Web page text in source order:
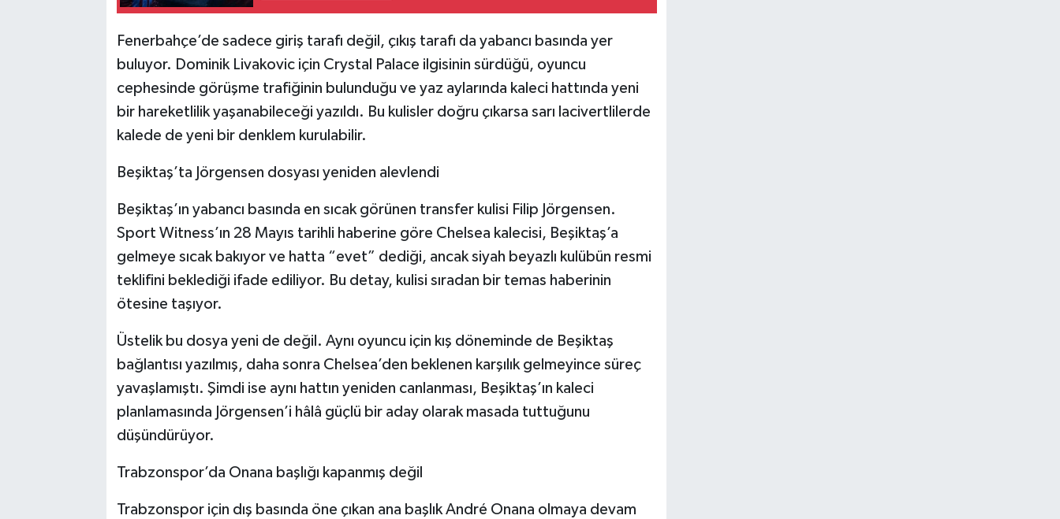
Fenerbahçe’de sadece giriş tarafı değil, çıkış tarafı da yabancı basında yer
buluyor. Dominik Livakovic için Crystal Palace ilgisinin sürdüğü, oyuncu
cephesinde görüşme trafiğinin bulunduğu ve yaz aylarında kaleci hattında yeni
bir hareketlilik yaşanabileceği yazıldı. Bu kulisler doğru çıkarsa sarı lacivertlilerde
kalede de yeni bir denklem kurulabilir.
Beşiktaş’ta Jörgensen dosyası yeniden alevlendi
Beşiktaş’ın yabancı basında en sıcak görünen transfer kulisi Filip Jörgensen.
Sport Witness’ın 28 Mayıs tarihli haberine göre Chelsea kalecisi, Beşiktaş’a
gelmeye sıcak bakıyor ve hatta “evet” dediği, ancak siyah beyazlı kulübün resmi
teklifini beklediği ifade ediliyor. Bu detay, kulisi sıradan bir temas haberinin
ötesine taşıyor.
Üstelik bu dosya yeni de değil. Aynı oyuncu için kış döneminde de Beşiktaş
bağlantısı yazılmış, daha sonra Chelsea’den beklenen karşılık gelmeyince süreç
yavaşlamıştı. Şimdi ise aynı hattın yeniden canlanması, Beşiktaş’ın kaleci
planlamasında Jörgensen’i hâlâ güçlü bir aday olarak masada tuttuğunu
düşündürüyor.
Trabzonspor’da Onana başlığı kapanmış değil
Trabzonspor için dış basında öne çıkan ana başlık André Onana olmaya devam